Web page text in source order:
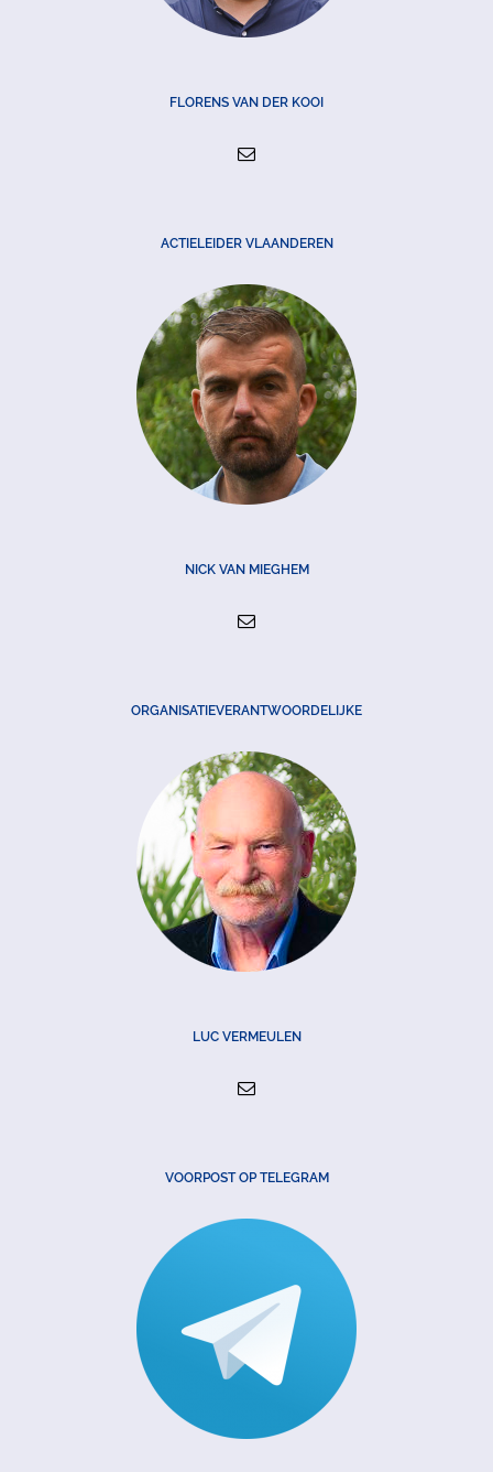
FLORENS VAN DER KOOI
ACTIELEIDER VLAANDEREN
NICK VAN MIEGHEM
ORGANISATIEVERANTWOORDELIJKE
LUC VERMEULEN
VOORPOST OP TELEGRAM